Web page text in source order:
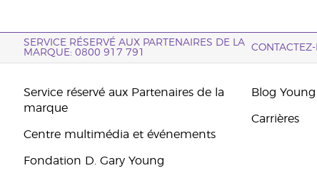
SERVICE RÉSERVÉ AUX PARTENAIRES DE LA
MARQUE: 0800 917 791
Service réservé aux Partenaires de la
marque
Centre multimédia et événements
Fondation D. Gary Young
Blog
Carrières